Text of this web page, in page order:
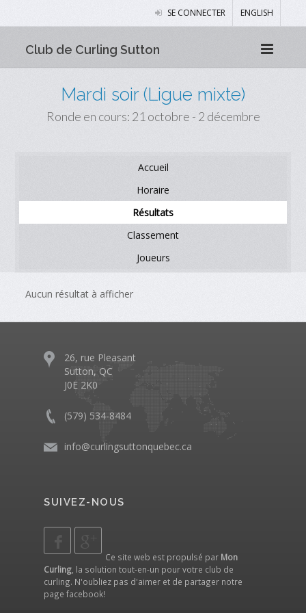
SE CONNECTER ENGLISH
Club de Curling Sutton
Mardi soir (Ligue mixte)
Ronde en cours: 21 octobre - 2 décembre
Accueil
Horaire
Résultats
Classement
Joueurs
Aucun résultat à afficher
26, rue Pleasant
Sutton, QC
J0E 2K0
(579) 534-8484
info@curlingsuttonquebec.ca
SUIVEZ-NOUS
Ce site web est propulsé par Mon
Curling, la solution tout-en-un pour votre club de
curling. N'oubliez pas d'aimer et de partager notre
page facebook!